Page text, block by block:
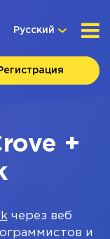
Русский
+
через веб
и